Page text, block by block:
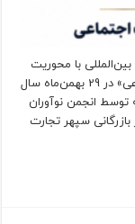
با محوریت
پیوند راهبردی بین «عملکرد اقتصادی» و «تأثیر اجتماعی» در 29 بهمن‌ماه سال
انجمن نوآوران
سپهر تجارت